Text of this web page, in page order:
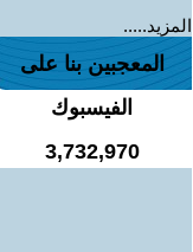
المزيد.....
المعجبين بنا على
الفيسبوك
3,732,970